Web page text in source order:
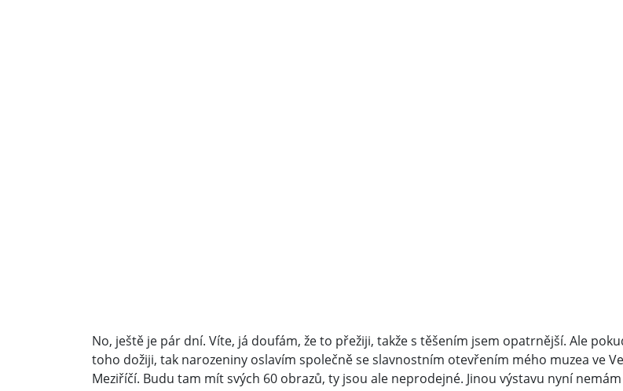
No, ještě je pár dní. Víte, já doufám, že to přežiji, takže s těšením jsem opatrnější. Ale
toho dožiji, tak narozeniny oslavím společně se slavnostním otevřením mého muzea ve
Meziříčí. Budu tam mít svých 60 obrazů, ty jsou ale neprodejné. Jinou výstavu nyní nemám